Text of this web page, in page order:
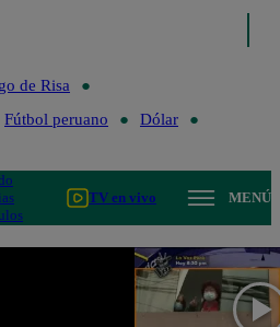
de Risa
Fútbol peruano
Dólar
TV en vivo MENÚ